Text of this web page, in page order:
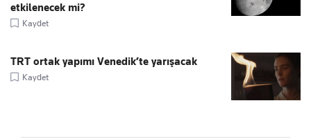
etkilenecek mi?
Kaydet
TRT ortak yapımı Venedik’te yarışacak
Kaydet